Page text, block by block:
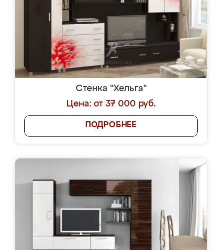
Стенка "Хельга"
Цена: от 37 000 руб.
ПОДРОБНЕЕ